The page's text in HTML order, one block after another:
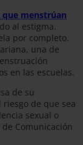
menstrúan
al estigma.
por completo.
una de
en las escuelas.
de su
de que sea
sexual o
Comunicación